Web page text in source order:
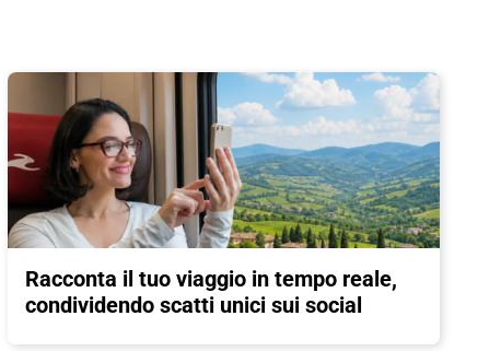
Racconta il tuo viaggio in tempo reale,
condividendo scatti unici sui social